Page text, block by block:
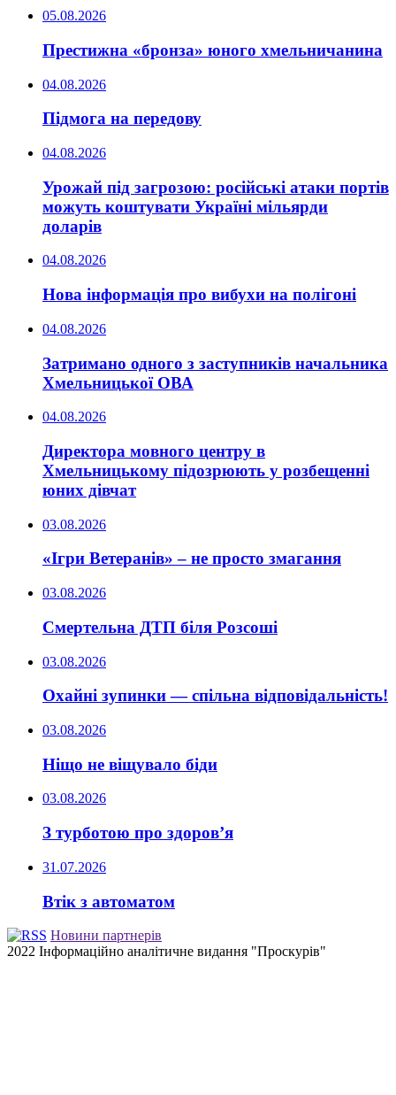
05.08.2026
Престижна «бронза» юного хмельничанина
04.08.2026
Підмога на передову
04.08.2026
Урожай під загрозою: російські атаки портів
можуть коштувати Україні мільярди
доларів
04.08.2026
Нова інформація про вибухи на полігоні
04.08.2026
Затримано одного з заступників начальника
Хмельницької ОВА
04.08.2026
Директора мовного центру в
Хмельницькому підозрюють у розбещенні
юних дівчат
03.08.2026
«Ігри Ветеранів» – не просто змагання
03.08.2026
Смертельна ДТП біля Розсоші
03.08.2026
Охайні зупинки — спільна відповідальність!
03.08.2026
Ніщо не віщувало біди
03.08.2026
З турботою про здоров’я
31.07.2026
Втік з автоматом
Новини партнерів
2022 Інформаційно аналітичне видання "Проскурів"